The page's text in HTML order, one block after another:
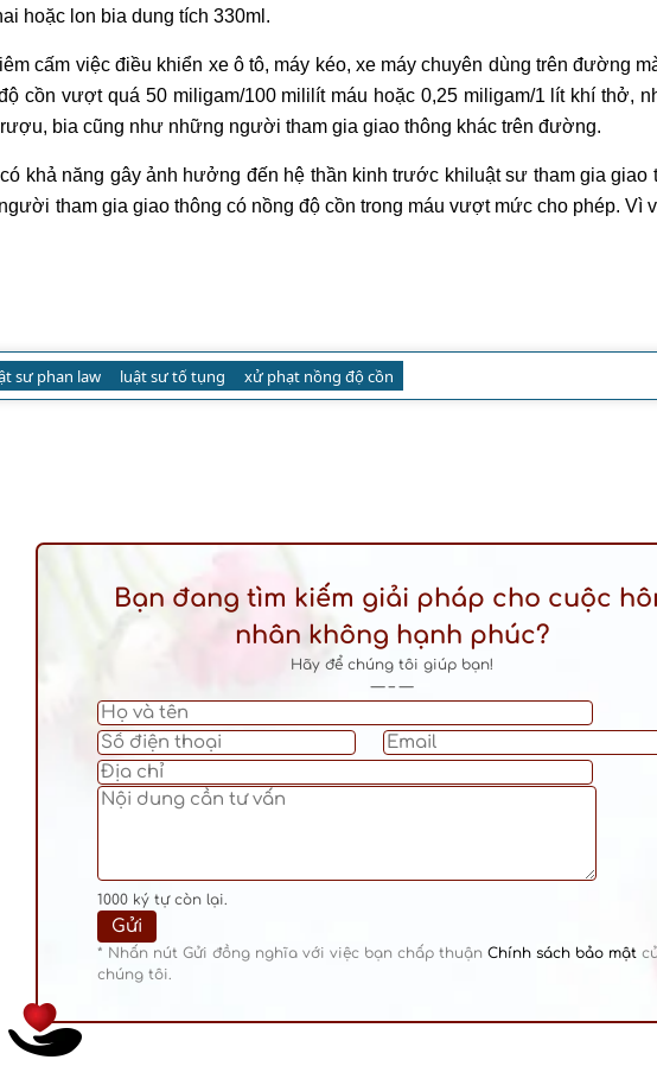
hoặc lon bia dung tích 330ml.
cấm việc điều khiển xe ô tô, máy kéo, xe máy chuyên dùng trên đường
cồn vượt quá 50 miligam/100 mililít máu hoặc 0,25 miligam/1 lít khí thở,
bia cũng như những người tham gia giao thông khác trên đường.
khả năng gây ảnh hưởng đến hệ thần kinh trước khiluật sư tham gia
tham gia giao thông có nồng độ cồn trong máu vượt mức cho phép. Vì
sư phan law luật sư tố tụng xử phạt nồng độ cồn
Bạn đang tìm kiếm giải pháp cho cuộc
nhân không hạnh phúc?
Hãy để chúng tôi giúp bạn!
— – —
1000 ký tự còn lại.
* Nhấn nút Gửi đồng nghĩa với việc bạn chấp thuận Chính sách bảo mật
chúng tôi.